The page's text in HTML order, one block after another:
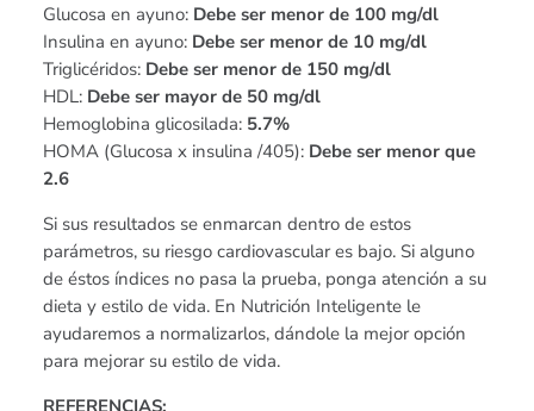
Glucosa en ayuno: Debe ser menor de 100 mg/dl
Insulina en ayuno: Debe ser menor de 10 mg/dl
Triglicéridos: Debe ser menor de 150 mg/dl
HDL: Debe ser mayor de 50 mg/dl
Hemoglobina glicosilada: 5.7%
HOMA (Glucosa x insulina /405): Debe ser menor que
2.6
Si sus resultados se enmarcan dentro de estos
parámetros, su riesgo cardiovascular es bajo. Si alguno
de éstos índices no pasa la prueba, ponga atención a su
dieta y estilo de vida. En Nutrición Inteligente le
ayudaremos a normalizarlos, dándole la mejor opción
para mejorar su estilo de vida.
REFERENCIAS: